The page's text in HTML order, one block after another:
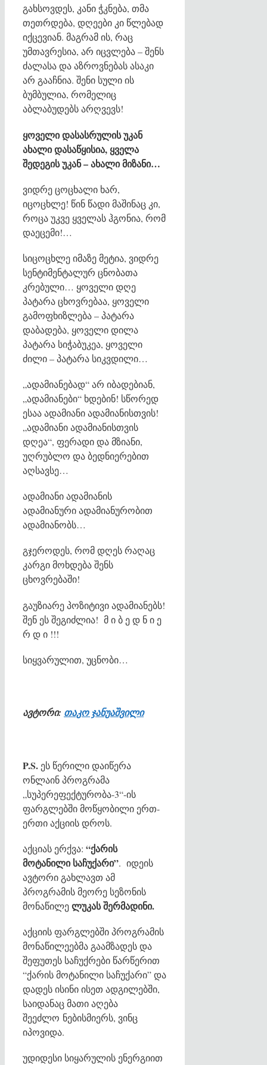
გახსოვდეს, კანი ჭკნება, თმა
თეთრდება, დღეები კი წლებად
იქცევიან. მაგრამ ის, რაც
უმთავრესია, არ იცვლება – შენს
ძალასა და აზროვნებას ასაკი
არ გააჩნია. შენი სული ის
ბუმბულია, რომელიც
აბლაბუდებს არღვევს!
ყოველი დასასრულის უკან
ახალი დასაწყისია, ყველა
შედეგის უკან – ახალი მიზანი…
ვიდრე ცოცხალი ხარ,
იცოცხლე! წინ წადი მაშინაც კი,
როცა უკვე ყველას ჰგონია, რომ
დაეცემი!…
სიცოცხლე იმაზე მეტია, ვიდრე
სენტიმენტალურ ცნობათა
კრებული… ყოველი დღე
პატარა ცხოვრებაა, ყოველი
გამოფხიზლება – პატარა
დაბადება, ყოველი დილა
პატარა სიჭაბუკეა, ყოველი
ძილი – პატარა სიკვდილი…
„ადამიანებად“ არ იბადებიან,
„ადამიანები“ ხდებინ! სწორედ
ესაა ადამიანი ადამიანისთვის!
„ადამიანი ადამიანისთვის
დღეა“, ფერადი და მზიანი,
უღრუბლო და ბედნიერებით
აღსავსე…
ადამიანი ადამიანის
ადამიანური ადამიანურობით
ადამიანობს…
გჯეროდეს, რომ დღეს რაღაც
კარგი მოხდება შენს
ცხოვრებაში!
გაუზიარე პოზიტივი ადამიანებს!
შენ ეს შეგიძლია! მ ი ბ ე დ ნ ი ე
რ დ ი !!!
სიყვარულით, უცნობი…
ავტორი: თაკო ჯანუაშვილი
P.S. ეს წერილი დაიწერა
ონლაინ პროგრამა
„სუპერეფექტურობა-3“-ის
ფარგლებში მოწყობილი ერთ-
ერთი აქციის დროს.
აქციას ერქვა: “ქარის
მოტანილი საჩუქარი”. იდეის
ავტორი გახლავთ ამ
პროგრამის მეორე სეზონის
მონაწილელუკას შერმადინი.
აქციის ფარგლებში პროგრამის
მონაწილეებმა გაამზადეს და
შეფუთეს საჩუქრები წარწერით
“ქარის მოტანილი საჩუქარი” და
დადეს ისინი ისეთ ადგილებში,
საიდანაც მათი აღება
შეეძლო ნებისმიერს, ვინც
იპოვიდა.
უდიდესი სიყარულის ენერგიით